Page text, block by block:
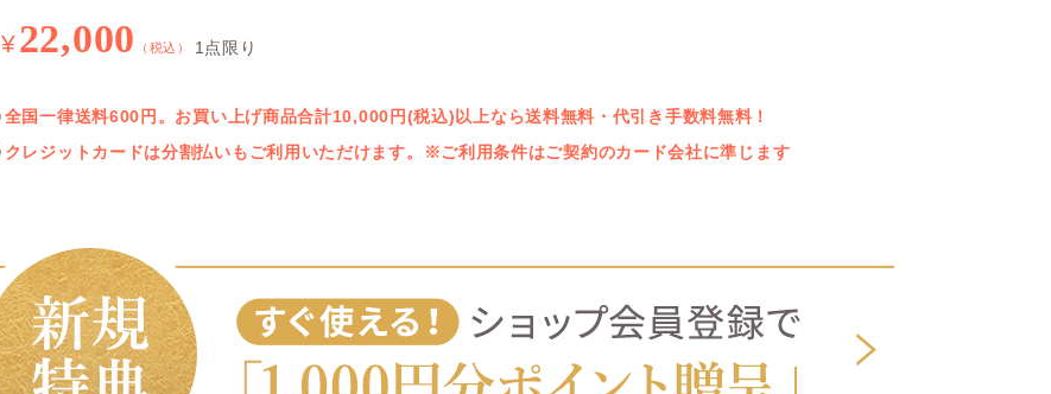
¥22,000 （税込） 1点限り
全国一律送料600円。お買い上げ商品合計10,000円(税込)以上なら送料無料・代引き手数料無料！
クレジットカードは分割払いもご利用いただけます。※ご利用条件はご契約のカード会社に準じます